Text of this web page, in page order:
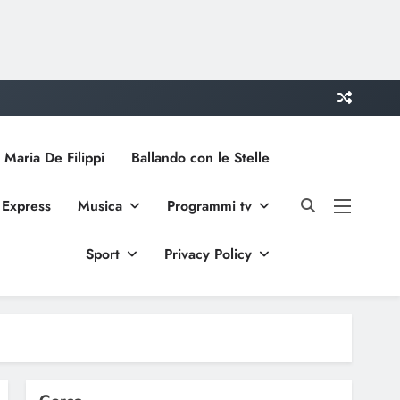
De Filippi Ballando con le Stelle
Musica Programmi tv
Sport Privacy Policy